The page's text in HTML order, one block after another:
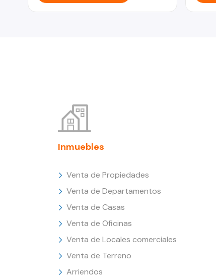
Inmuebles
Venta de Propiedades
Venta de Departamentos
Venta de Casas
Venta de Oficinas
Venta de Locales comerciales
Venta de Terreno
Arriendos